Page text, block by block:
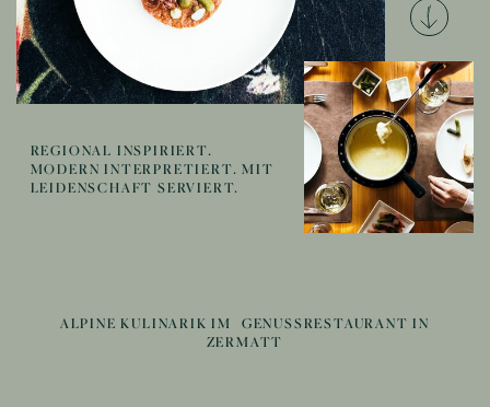
REGIONAL INSPIRIERT.
MODERN INTERPRETIERT. MIT
LEIDENSCHAFT SERVIERT.
ALPINE KULINARIK IM GENUSSRESTAURANT IN
ZERMATT